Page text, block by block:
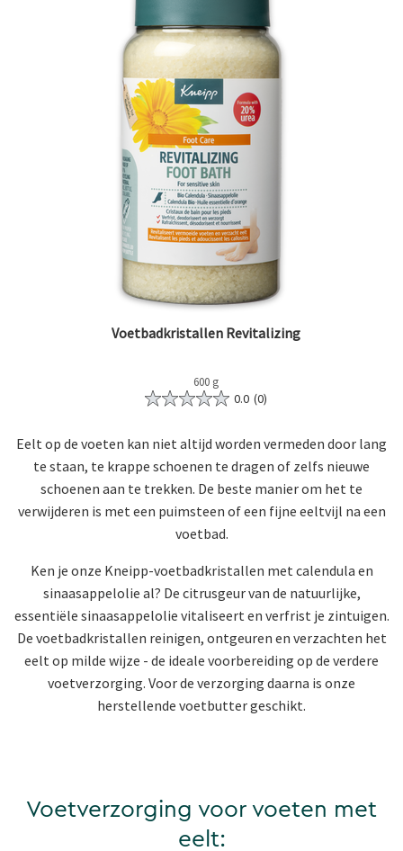
Voetbadkristallen Revitalizing
600 g
0.0 (0)
Eelt op de voeten kan niet altijd worden vermeden door lang
te staan, te krappe schoenen te dragen of zelfs nieuwe
schoenen aan te trekken. De beste manier om het te
verwijderen is met een puimsteen of een fijne eeltvijl na een
voetbad.
Ken je onze Kneipp-voetbadkristallen met calendula en
sinaasappelolie al? De citrusgeur van de natuurlijke,
essentiële sinaasappelolie vitaliseert en verfrist je zintuigen.
De voetbadkristallen reinigen, ontgeuren en verzachten het
eelt op milde wijze - de ideale voorbereiding op de verdere
voetverzorging. Voor de verzorging daarna is onze
herstellende voetbutter geschikt.
Voetverzorging voor voeten met
eelt: